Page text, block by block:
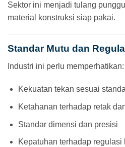
Sektor ini menjadi tulang
material konstruksi siap pakai.
Standar Mutu dan
Industri ini perlu memperhatikan:
Kekuatan tekan sesuai
Ketahanan terhadap retak
Standar dimensi dan presisi
Kepatuhan terhadap regulasi